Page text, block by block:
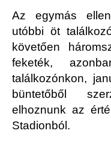
Az egymás
utóbbi öt
követően
feketék,
találkozónkon,
büntetőből
elhoznunk az
Stadionból.